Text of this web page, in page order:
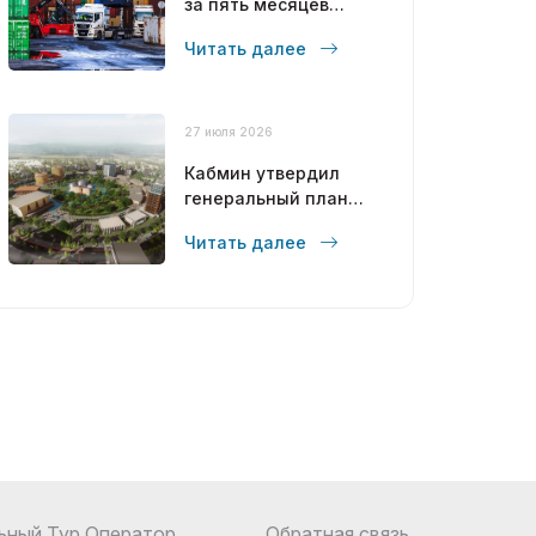
долларов
Читать далее
27 июля 2026
Кабмин утвердил
генеральный план
2043 года
Читать далее